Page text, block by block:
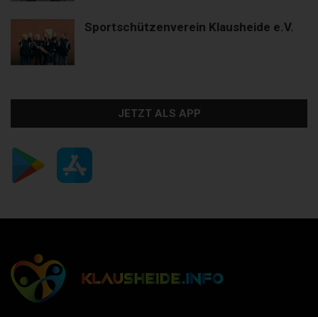
Sportschützenverein Klausheide e.V.
JETZT ALS APP